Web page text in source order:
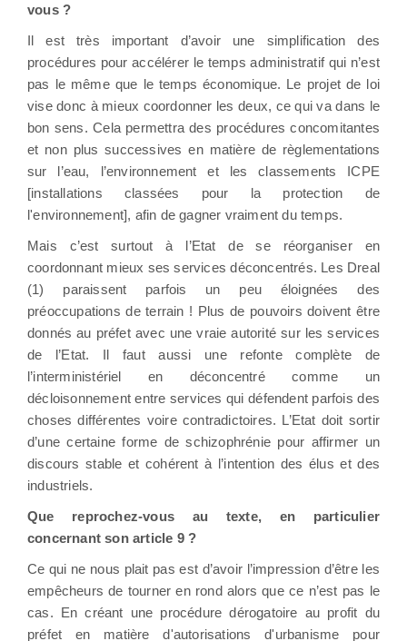
vous ?
Il est très important d’avoir une simplification des
procédures pour accélérer le temps administratif qui n’est
pas le même que le temps économique. Le projet de loi
vise donc à mieux coordonner les deux, ce qui va dans le
bon sens. Cela permettra des procédures concomitantes
et non plus successives en matière de règlementations
sur l’eau, l’environnement et les classements ICPE
[installations classées pour la protection de
l'environnement], afin de gagner vraiment du temps.
Mais c’est surtout à l’Etat de se réorganiser en
coordonnant mieux ses services déconcentrés. Les Dreal
(1) paraissent parfois un peu éloignées des
préoccupations de terrain ! Plus de pouvoirs doivent être
donnés au préfet avec une vraie autorité sur les services
de l’Etat. Il faut aussi une refonte complète de
l’interministériel en déconcentré comme un
décloisonnement entre services qui défendent parfois des
choses différentes voire contradictoires. L’Etat doit sortir
d’une certaine forme de schizophrénie pour affirmer un
discours stable et cohérent à l’intention des élus et des
industriels.
Que reprochez-vous au texte, en particulier
concernant son article 9 ?
Ce qui ne nous plait pas est d’avoir l’impression d’être les
empêcheurs de tourner en rond alors que ce n’est pas le
cas. En créant une procédure dérogatoire au profit du
préfet en matière d'autorisations d'urbanisme pour